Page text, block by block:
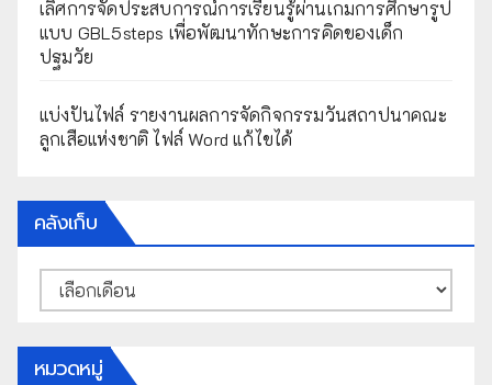
เลิศการจัดประสบการณ์การเรียนรู้ผ่านเกมการศึกษารูป
แบบ GBL5steps เพื่อพัฒนาทักษะการคิดของเด็ก
ปฐมวัย
แบ่งปันไฟล์ รายงานผลการจัดกิจกรรมวันสถาปนาคณะ
ลูกเสือแห่งชาติ ไฟล์ Word แก้ไขได้
คลังเก็บ
คลัง
เก็บ
หมวดหมู่